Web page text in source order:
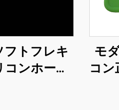
フトフレキ
ンホース
モ
コン